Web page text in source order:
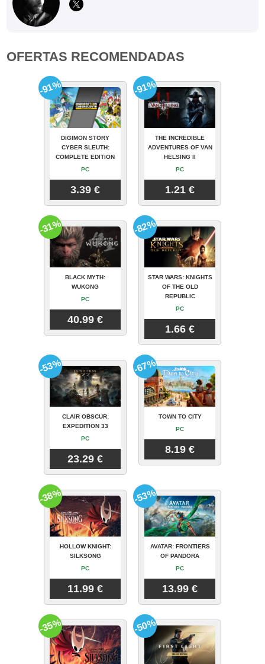
OFERTAS RECOMENDADAS
DIGIMON STORY
CYBER SLEUTH:
COMPLETE EDITION
PC
3.39 €
-91%
THE INCREDIBLE
ADVENTURES OF VAN
HELSING II
PC
1.21 €
-91%
BLACK MYTH:
WUKONG
PC
40.99 €
-31%
STAR WARS: KNIGHTS
OF THE OLD
REPUBLIC
PC
1.66 €
-82%
CLAIR OBSCUR:
EXPEDITION 33
PC
23.29 €
-53%
TOWN TO CITY
PC
8.19 €
-67%
HOLLOW KNIGHT:
SILKSONG
PC
11.99 €
-38%
AVATAR: FRONTIERS
OF PANDORA
PC
13.99 €
-53%
-35% -50%